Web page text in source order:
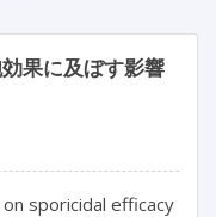
果に及ぼす影響
sporicidal efficacy